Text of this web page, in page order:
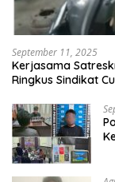
September 11, 2025
Kerjasama
Ringkus Sindikat